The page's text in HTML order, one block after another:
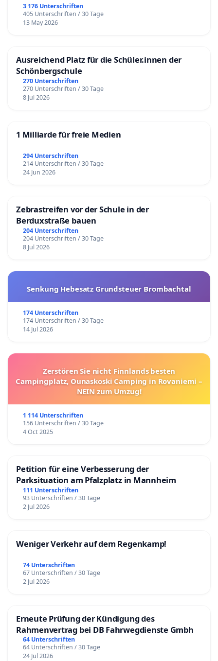
3 176 Unterschriften
405 Unterschriften / 30 Tage
13 May 2026
Ausreichend Platz für die Schüler.innen der
Schönbergschule
270 Unterschriften
270 Unterschriften / 30 Tage
8 Jul 2026
1 Milliarde für freie Medien
294 Unterschriften
214 Unterschriften / 30 Tage
24 Jun 2026
Zebrastreifen vor der Schule in der
Berduxstraße bauen
204 Unterschriften
204 Unterschriften / 30 Tage
8 Jul 2026
Senkung Hebesatz Grundsteuer Brombachtal
174 Unterschriften
174 Unterschriften / 30 Tage
14 Jul 2026
Zerstören Sie nicht Finnlands besten
Campingplatz, Ounaskoski Camping in Rovaniemi –
NEIN zum Umzug!
1 114 Unterschriften
156 Unterschriften / 30 Tage
4 Oct 2025
Petition für eine Verbesserung der
Parksituation am Pfalzplatz in Mannheim
111 Unterschriften
93 Unterschriften / 30 Tage
2 Jul 2026
Weniger Verkehr auf dem Regenkamp!
74 Unterschriften
67 Unterschriften / 30 Tage
2 Jul 2026
Erneute Prüfung der Kündigung des
Rahmenvertrag bei DB Fahrwegdienste Gmbh
64 Unterschriften
64 Unterschriften / 30 Tage
24 Jul 2026